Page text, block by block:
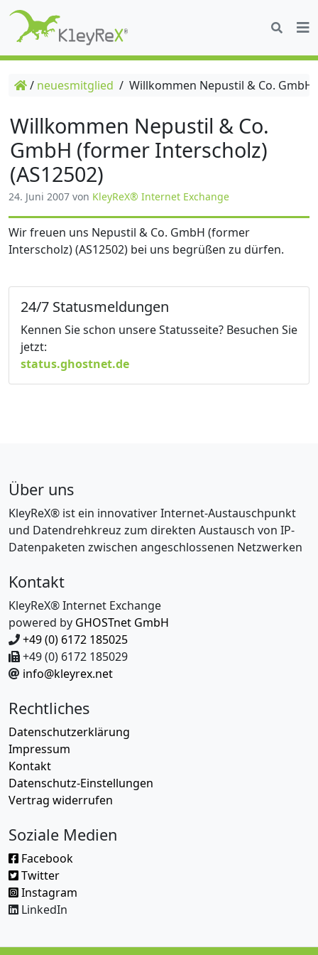
/ neuesmitglied / Willkommen Nepustil & Co.
Willkommen Nepustil & Co.
GmbH (former Interscholz)
(AS12502)
24. Juni 2007 von KleyReX® Internet Exchange
Wir freuen uns Nepustil & Co. GmbH (former
Interscholz) (AS12502) bei uns begrüßen zu dürfen.
24/7 Statusmeldungen
Kennen Sie schon unsere Statusseite? Besuchen Sie
jetzt:
status.ghostnet.de
Über uns
KleyReX® ist ein innovativer Internet-Austauschpunkt
und Datendrehkreuz zum direkten Austausch von IP-
Datenpaketen zwischen angeschlossenen Netzwerken
Kontakt
KleyReX® Internet Exchange
powered by GHOSTnet GmbH
+49 (0) 6172 185025
+49 (0) 6172 185029
info@kleyrex.net
Rechtliches
Datenschutzerklärung
Impressum
Kontakt
Datenschutz-Einstellungen
Vertrag widerrufen
Soziale Medien
Facebook
Twitter
Instagram
LinkedIn